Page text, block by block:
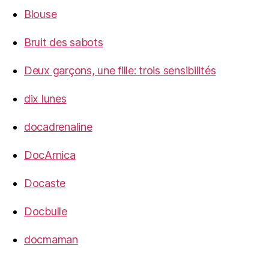
Blouse
Bruit des sabots
Deux garçons, une fille: trois sensibilités
dix lunes
docadrenaline
DocArnica
Docaste
Docbulle
docmaman